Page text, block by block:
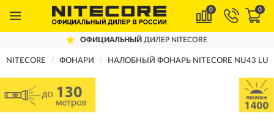
0 0
ОФИЦИАЛЬНЫЙ ДИЛЕР NITECORE
NITECORE ФОНАРИ НАЛОБНЫЙ ФОНАРЬ NITECORE NU43